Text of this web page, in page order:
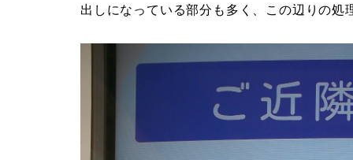
出しになっている部分も多く、この辺りの